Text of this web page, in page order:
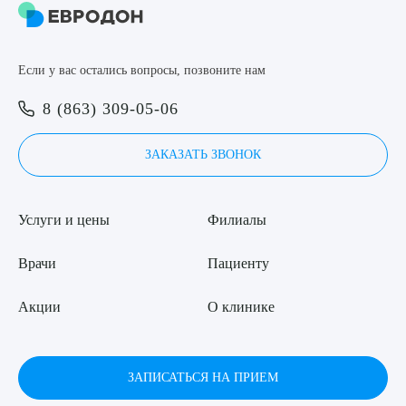
Если у вас остались вопросы, позвоните нам
8 (863) 309-05-06
ЗАКАЗАТЬ ЗВОНОК
Услуги и цены
Врачи
Акции
Филиалы
Пациенту
О клинике
ЗАПИСАТЬСЯ НА ПРИЕМ